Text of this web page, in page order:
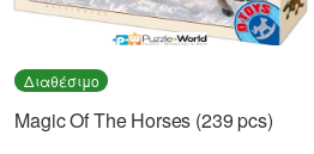
Διαθέσιμο
Magic Of The Horses (239 pcs)